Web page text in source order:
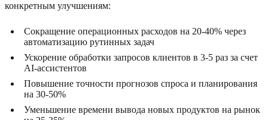
конкретным улучшениям:
Сокращение операционных расходов на 20-40% через
автоматизацию рутинных задач
Ускорение обработки запросов клиентов в 3-5 раз за счет
AI-ассистентов
Повышение точности прогнозов спроса и планирования
на 30-50%
Уменьшение времени вывода новых продуктов на рынок